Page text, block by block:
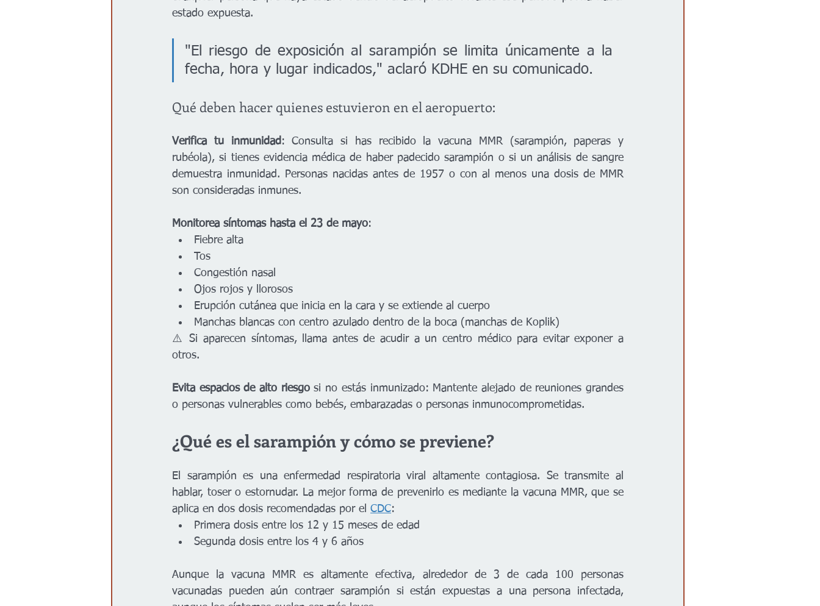
estado expuesta.
"El riesgo de exposición al sarampión se limita únicamente a la
fecha, hora y lugar indicados," aclaró KDHE en su comunicado.
Qué deben hacer quienes estuvieron en el aeropuerto:
Verifica tu inmunidad: Consulta si has recibido la vacuna MMR (sarampión, paperas y
rubéola), si tienes evidencia médica de haber padecido sarampión o si un análisis de sangre
demuestra inmunidad. Personas nacidas antes de 1957 o con al menos una dosis de MMR
son consideradas inmunes.
Monitorea síntomas hasta el 23 de mayo:
Fiebre alta
Tos
Congestión nasal
Ojos rojos y llorosos
Erupción cutánea que inicia en la cara y se extiende al cuerpo
Manchas blancas con centro azulado dentro de la boca (manchas de Koplik)
⚠️ Si aparecen síntomas, llama antes de acudir a un centro médico para evitar exponer a
otros.
Evita espacios de alto riesgo si no estás inmunizado: Mantente alejado de reuniones grandes
o personas vulnerables como bebés, embarazadas o personas inmunocomprometidas.
¿Qué es el sarampión y cómo se previene?
El sarampión es una enfermedad respiratoria viral altamente contagiosa. Se transmite al
hablar, toser o estornudar. La mejor forma de prevenirlo es mediante la vacuna MMR, que se
aplica en dos dosis recomendadas por el CDC:
Primera dosis entre los 12 y 15 meses de edad
Segunda dosis entre los 4 y 6 años
Aunque la vacuna MMR es altamente efectiva, alrededor de 3 de cada 100 personas
vacunadas pueden aún contraer sarampión si están expuestas a una persona infectada,